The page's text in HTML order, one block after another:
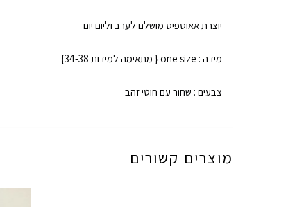
יוצרת אאוטפיט מושלם לערב וליום יום
מידה : one size { מתאימה למידות 34-38}
צבעים : שחור עם חוטי זהב
מוצרים קשורים